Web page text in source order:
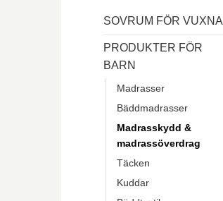
SOVRUM FÖR VUXNA
PRODUKTER FÖR
BARN
Madrasser
Bäddmadrasser
Madrasskydd &
madrassöverdrag
Täcken
Kuddar